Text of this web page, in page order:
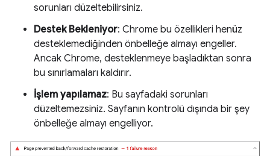
sorunları düzeltebilirsiniz.
Destek Bekleniyor: Chrome bu özellikleri henüz
desteklemediğinden önbelleğe almayı engeller.
Ancak Chrome, desteklenmeye başladıktan sonra
bu sınırlamaları kaldırır.
İşlem yapılamaz: Bu sayfadaki sorunları
düzeltemezsiniz. Sayfanın kontrolü dışında bir şey
önbelleğe almayı engelliyor.